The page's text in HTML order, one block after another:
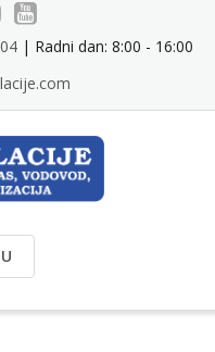
| Radni dan: 8:00 - 16:00